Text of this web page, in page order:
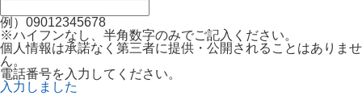
例）09012345678
※ハイフンなし、半角数字のみでご記入ください。
個人情報は承諾なく第三者に提供・公開されることはありませ
ん。
電話番号を入力してください。
入力しました